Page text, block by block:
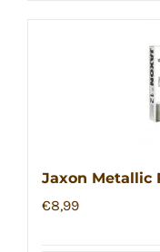
Jaxon Metallic
€8,99